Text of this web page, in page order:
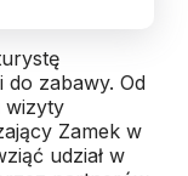
do zabawy. Od
wizyty
Zamek w
udział w